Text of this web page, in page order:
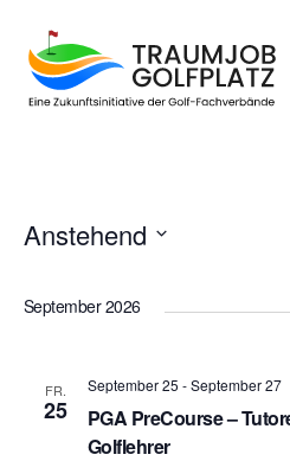
Anstehend
wählen.
September 2026
FR.
25
September 25 -September 27
PGA PreCourse –
Golflehrer